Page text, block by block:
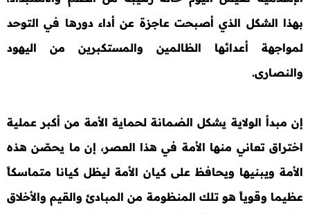
بهذا الشكل الذي أصبحت عاجزة عن أداء دورها في التوحد
لمواجهة أعدائها الظالمين والمستكبرين من اليهود
والنصارى.
إن مبدأ الولاية يشكل الضمانة لحماية الأمة من أكبر عملية
اختراق تعاني منها الأمة في هذا العصر، إن ما يحصّن هذه
الأمة ويبنيها ويحافظ على كيان الأمة ليظل كيانا متماسكاً
عظيما وقوياً هو تلك المنظومة من المبادئ والقيم والأخلاق